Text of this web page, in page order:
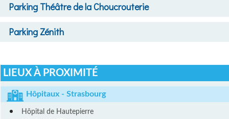
Parking Théâtre de la Choucrouterie
Parking Zénith
LIEUX À PROXIMITÉ
Hôpitaux - Strasbourg
Hôpital de Hautepierre